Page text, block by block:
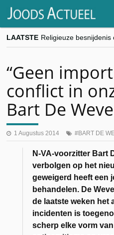
LAATSTE
“Geen
conflict in
Bart De
1 Augustus 2014 BART DE
N-VA-voorzitter Bart
verbolgen op het
geweigerd heeft een
behandelen. De
de laatste weken het
incidenten is
scherp elke vorm